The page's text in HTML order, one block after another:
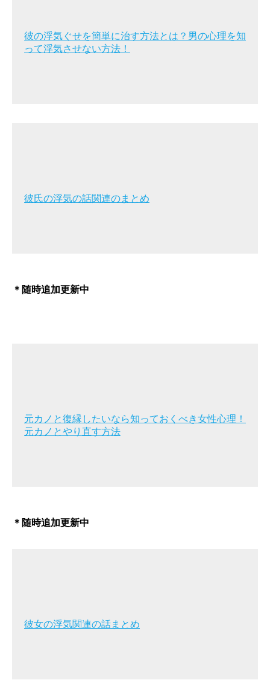
彼の浮気ぐせを簡単に治す方法とは？男の心理を知
って浮気させない方法！
彼氏の浮気の話関連のまとめ
＊随時追加更新中
元カノと復縁したいなら知っておくべき女性心理！
元カノとやり直す方法
＊随時追加更新中
彼女の浮気関連の話まとめ